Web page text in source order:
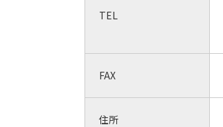
TEL
FAX
住所